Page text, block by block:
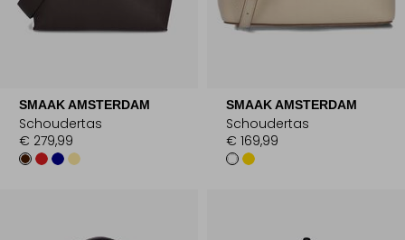
SMAAK AMSTERDAM
Schoudertas
€ 279,99
SMAAK AMSTERDAM
Schoudertas
€ 169,99